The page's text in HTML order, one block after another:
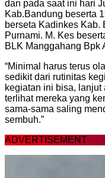
dan pada saat ini hari
Kab.Bandung beserta
berseta Kadinkes Kab.
Purnami. M. Kes
BLK Manggahang Bpk
“Minimal harus terus
sedikit dari rutinitas
kegiatan ini bisa, lanjut
terlihat mereka yang
sama-sama saling
sembuh.”
ADVERTISEMENT